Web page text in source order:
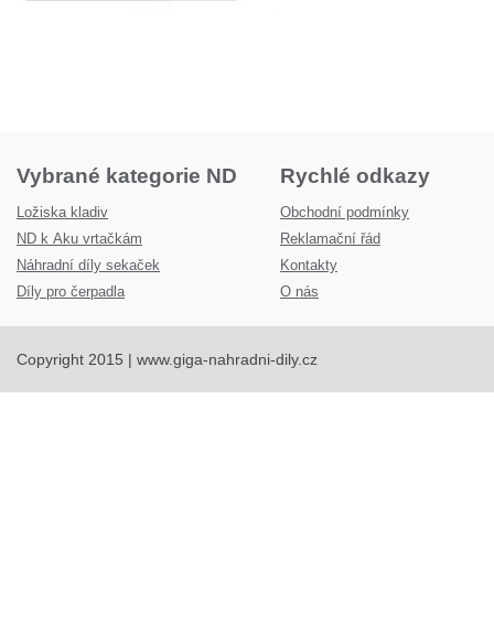
Vybrané kategorie ND
Ložiska kladiv
ND k Aku vrtačkám
Náhradní díly sekaček
Díly pro čerpadla
Rychlé odkazy
Obchodní podmínky
Reklamační řád
Kontakty
O nás
Copyright 2015 | www.giga-nahradni-dily.cz